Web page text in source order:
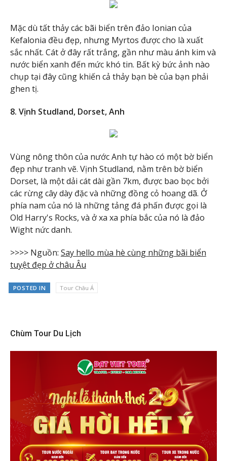
Mặc dù tất thảy các bãi biển trên đảo Ionian của
Kefalonia đều đẹp, nhưng Myrtos được cho là xuất
sắc nhất. Cát ở đây rất trắng, gần như màu ánh kim và
nước biển xanh đến mức khó tin. Bất kỳ bức ảnh nào
chụp tại đây cũng khiến cả thảy bạn bè của bạn phải
ghen tị.
8. Vịnh Studland, Dorset, Anh
Vùng nông thôn của nước Anh tự hào có một bờ biển
đẹp như tranh vẽ. Vịnh Studland, nằm trên bờ biển
Dorset, là một dải cát dài gần 7km, được bao bọc bởi
các rừng cây dày đặc và những đồng cỏ hoang dã. Ở
phía nam của nó là những tảng đá phấn được gọi là
Old Harry's Rocks, và ở xa xa phía bắc của nó là đảo
Wight nức danh.
>>>> Nguồn: Say hello mùa hè cùng những bãi biển
tuyệt đẹp ở châu Âu
POSTED IN Tour Châu Á
Chùm Tour Du Lịch